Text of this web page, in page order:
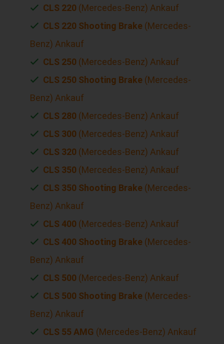
CLS 220 (Mercedes-Benz) Ankauf
CLS 220 Shooting Brake (Mercedes-
Benz) Ankauf
CLS 250 (Mercedes-Benz) Ankauf
CLS 250 Shooting Brake (Mercedes-
Benz) Ankauf
CLS 280 (Mercedes-Benz) Ankauf
CLS 300 (Mercedes-Benz) Ankauf
CLS 320 (Mercedes-Benz) Ankauf
CLS 350 (Mercedes-Benz) Ankauf
CLS 350 Shooting Brake (Mercedes-
Benz) Ankauf
CLS 400 (Mercedes-Benz) Ankauf
CLS 400 Shooting Brake (Mercedes-
Benz) Ankauf
CLS 500 (Mercedes-Benz) Ankauf
CLS 500 Shooting Brake (Mercedes-
Benz) Ankauf
CLS 55 AMG (Mercedes-Benz) Ankauf